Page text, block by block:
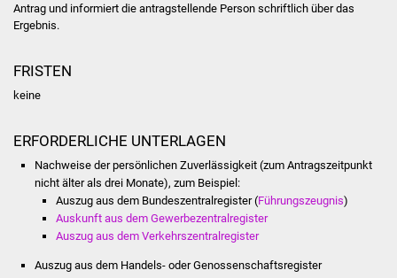
Pflege von Angehörigen
Bürgerbus (MOBS)
Abfall und Entsorgung
Kultur & Freizeit
Antrag und informiert die antragstellende Person schriftlich über das
Ergebnis.
FRISTEN
keine
ERFORDERLICHE UNTERLAGEN
Nachweise der persönlichen Zuverlässigkeit (zum Antragszeitpunkt
nicht älter als drei Monate), zum Beispiel:
Auszug aus dem Bundeszentralregister (Führungszeugnis)
Auskunft aus dem Gewerbezentralregister
Auszug aus dem Verkehrszentralregister
Auszug aus dem Handels- oder Genossenschaftsregister